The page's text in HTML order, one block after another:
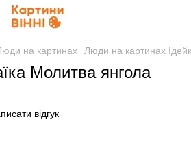
на картинах Люди на картинах
Молитва янгола
відгук